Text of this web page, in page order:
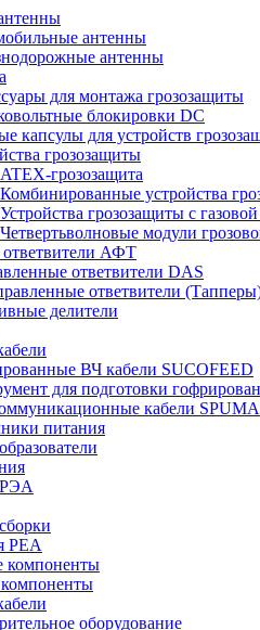
антенны
антенны
для монтажа грозозащиты
блокировки DC
капсулы для устройств
грозозащиты
ATEX-грозозащита
Комбинированные устройства
Устройства грозозащиты с
Четвертьволновые модули
ответвители АФТ
ответвители DAS
ответвители
делители
ВЧ кабели SUCOFEED
для подготовки
кабели SPUMA
питания
РЕА
компоненты
оборудование